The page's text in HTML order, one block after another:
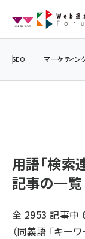
ン
ai (2801)
youtube
セミナー
SEO マーケティン
用語「検索
記事の一覧
全 2953 記事中
（同義語 「キー